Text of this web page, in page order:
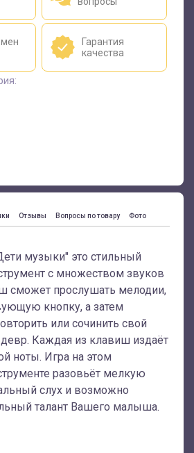
Гарантия
качества
Отзывы Вопросы по товару Фото
музыки" это стильный
с множеством звуков
сможет прослушать мелодии,
кнопку, а затем
или сочинить свой
Каждая из клавиш издаёт
ноты. Игра на этом
разовьёт мелкую
слух и возможно
талант Вашего малыша.